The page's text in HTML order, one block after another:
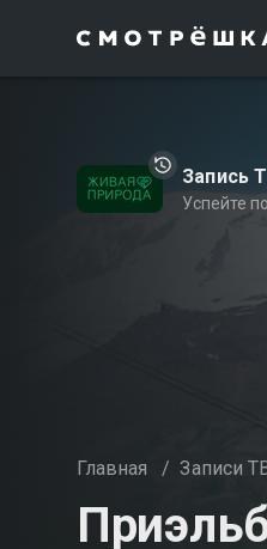
Запись
Успейте
Главная / Записи